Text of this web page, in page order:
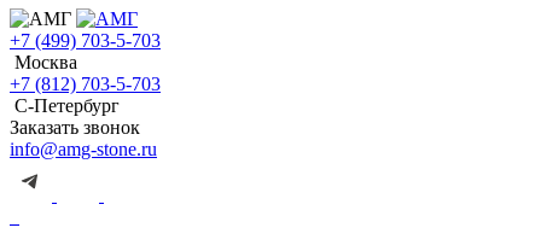
+7 (499) 703-5-703
Москва
+7 (812) 703-5-703
С-Петербург
Заказать звонок
info@amg-stone.ru